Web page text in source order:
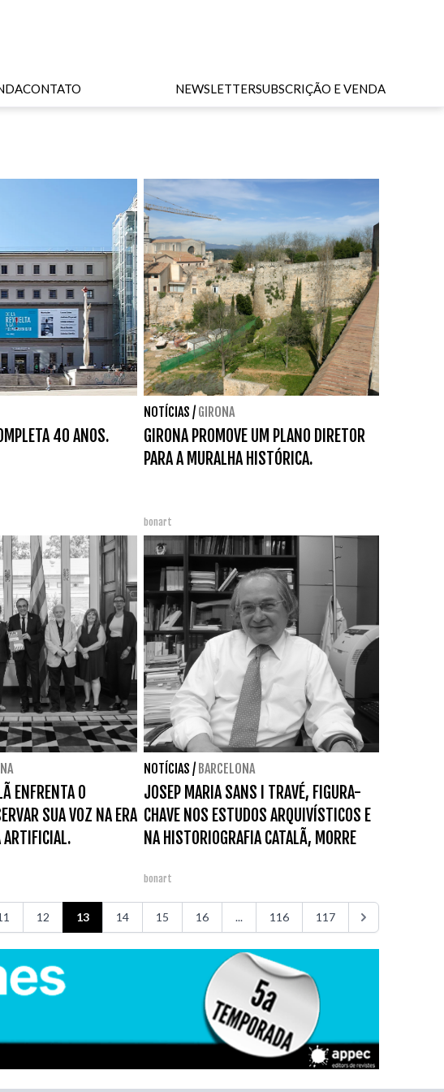
CONTATO NEWSLETTERSUBSCRIÇÃO E VENDA
40 ANOS.
NOTÍCIAS / GIRONA
GIRONA PROMOVE UM PLANO DIRETOR
PARA A MURALHA HISTÓRICA.
bonart
ENFRENTA O
SUA VOZ NA ERA
ARTIFICIAL.
NOTÍCIAS / BARCELONA
JOSEP MARIA SANS I TRAVÉ, FIGURA-
CHAVE NOS ESTUDOS ARQUIVÍSTICOS E
NA HISTORIOGRAFIA CATALÃ, MORRE
bonart
12 13 14 15 16 ... 116 117